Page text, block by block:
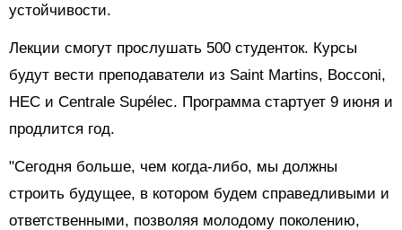
устойчивости.
Лекции смогут прослушать 500 студенток. Курсы
будут вести преподаватели из Saint Martins, Bocconi,
HEC и Centrale Supélec. Программа стартует 9 июня и
продлится год.
"Сегодня больше, чем когда-либо, мы должны
строить будущее, в котором будем справедливыми и
ответственными, позволяя молодому поколению,